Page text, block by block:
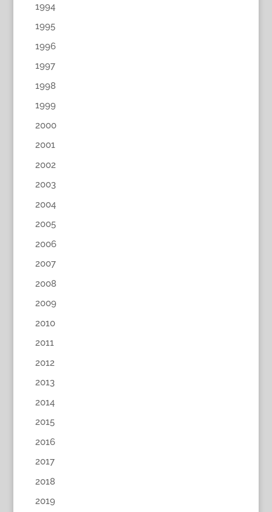
1994
1995
1996
1997
1998
1999
2000
2001
2002
2003
2004
2005
2006
2007
2008
2009
2010
2011
2012
2013
2014
2015
2016
2017
2018
2019